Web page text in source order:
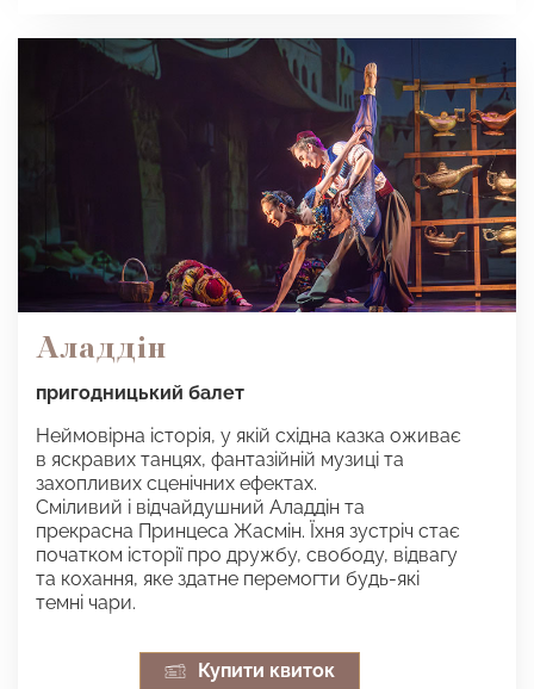
Аладдін
пригодницький балет
Неймовірна історія, у якій східна казка оживає
в яскравих танцях, фантазійній музиці та
захопливих сценічних ефектах.
Сміливий і відчайдушний Аладдін та
прекрасна Принцеса Жасмін. Їхня зустріч стає
початком історії про дружбу, свободу, відвагу
та кохання, яке здатне перемогти будь-які
темні чари.
Купити квиток